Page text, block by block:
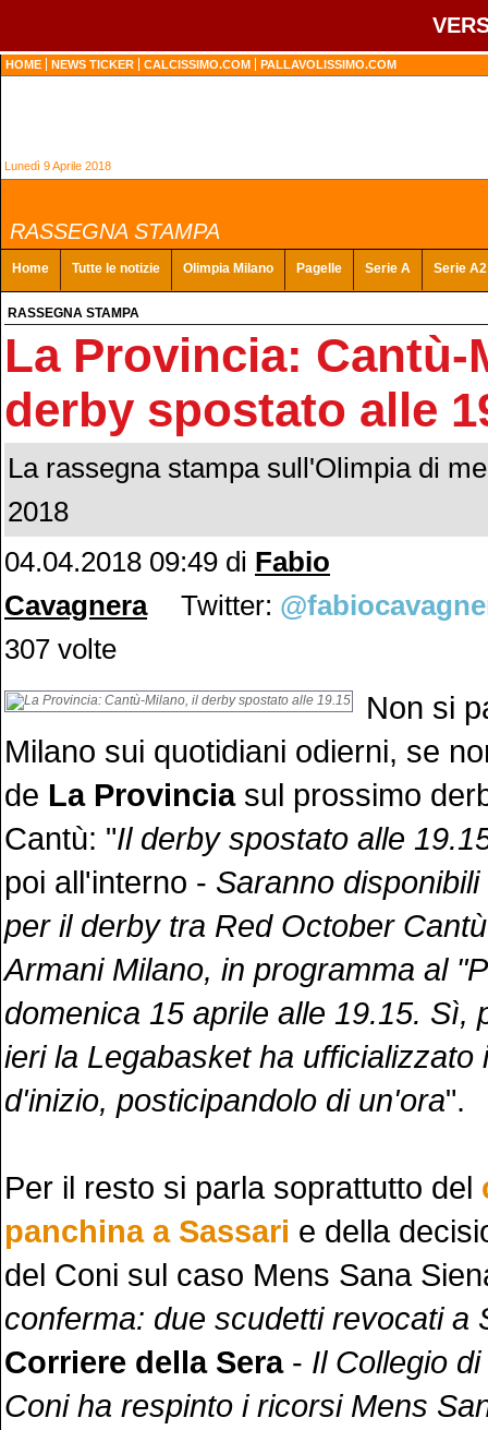
HOME NEWS TICKER CALCISSIMO.COM PALLAVOLISSIMO.COM
Lunedì 9 Aprile 2018
RASSEGNA STAMPA
Home Tutte le notizie Olimpia Milano Pagelle Serie A Serie A2
RASSEGNA STAMPA
La Provincia: Cantù-
derby spostato alle
La rassegna stampa sull'Olimpia di
2018
04.04.2018 09:49 di Fabio
Cavagnera
Twitter:
307 volte
Non si
Milano sui quotidiani odierni, se
de La Provinciasul prossimo
Cantù: "Il derby spostato alle
poi all'interno - Saranno
per il derby tra Red October
Armani Milano, in programma al
domenica 15 aprile alle 19.15. Sì,
ieri la Legabasket ha ufficializzato
d'inizio, posticipandolo di un'ora".
Per il resto si parla soprattutto del
panchina a Sassari e della
del Coni sul caso Mens Sana
conferma: due scudetti revocati a
Corriere della Sera- Il Collegio
Coni ha respinto i ricorsi Mens